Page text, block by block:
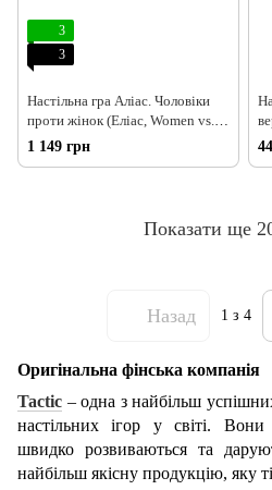
Оригінальна фінська компанія
Tactic – одна з найбільш
настільних ігор у світі.
швидко розвиваються та
найбільш якісну продукцію, яку
3
3
Настільна гра Аліас. Чоловіки
проти жінок (Еліас, Women vs.
Men Alias) (укр)
1 149 грн
Показати ще
Назад 1 з 4